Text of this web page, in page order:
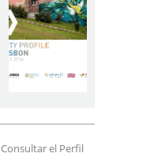
Consultar el Perfil